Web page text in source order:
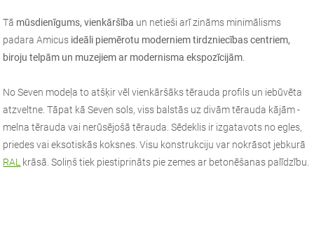
Tā mūsdienīgums, vienkāršība un netieši arī zināms minimālisms
padara Amicus ideāli piemērotu moderniem tirdzniecības centriem,
biroju telpām un muzejiem ar modernisma ekspozīcijām.
No Seven modeļa to atšķir vēl vienkāršāks tērauda profils un iebūvēta
atzveltne. Tāpat kā Seven sols, viss balstās uz divām tērauda kājām -
melna tērauda vai nerūsējošā tērauda. Sēdeklis ir izgatavots no egles,
priedes vai eksotiskās koksnes. Visu konstrukciju var nokrāsot jebkurā
RAL krāsā. Soliņš tiek piestiprināts pie zemes ar betonēšanas palīdzību.